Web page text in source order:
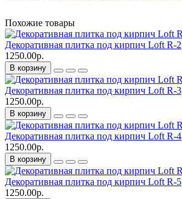
Похожие товары
Декоративная плитка под кирпич Loft R-2
1250.00р.
В корзину
Декоративная плитка под кирпич Loft R-3
1250.00р.
В корзину
Декоративная плитка под кирпич Loft R-4
1250.00р.
В корзину
Декоративная плитка под кирпич Loft R-5
1250.00р.